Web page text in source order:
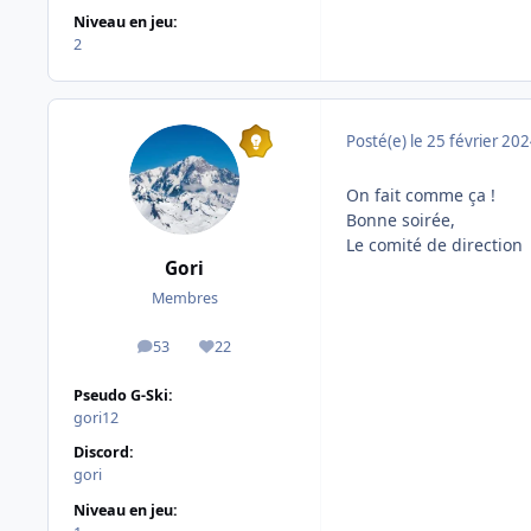
Niveau en jeu:
2
Gori
Membres
53
messages22
Réputation
Pseudo G-Ski:
gori12
Discord:
gori
Niveau en jeu:
Posté(e) le 25 février
On fait comme ça !
Bonne soirée,
Le comité de direction